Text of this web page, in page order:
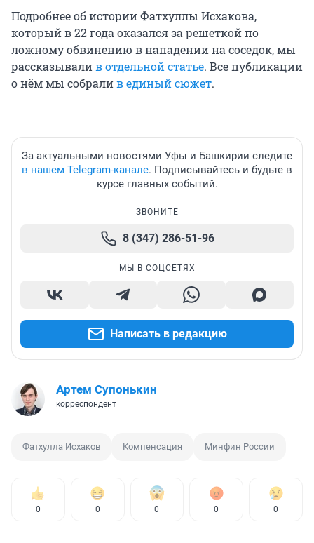
Подробнее об истории Фатхуллы Исхакова,
который в 22 года оказался за решеткой по
ложному обвинению в нападении на соседок, мы
рассказывалив отдельной статье. Все публикации
о нём мы собралив единый сюжет.
За актуальными новостями Уфы и Башкирии следите
в нашем Telegram-канале. Подписывайтесь и будьте в
курсе главных событий.
ЗВОНИТЕ
8 (347) 286-51-96
МЫ В СОЦСЕТЯХ
Написать в редакцию
Артем Супонькин
корреспондент
Фатхулла Исхаков Компенсация Минфин России
0 0 0 0 0